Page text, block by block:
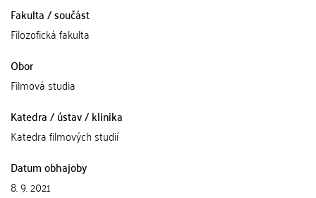
Fakulta / součást
Filozofická fakulta
Obor
Filmová studia
Katedra / ústav / klinika
Katedra filmových studií
Datum obhajoby
8. 9. 2021